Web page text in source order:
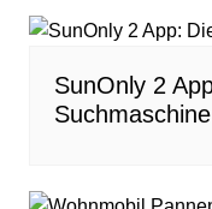
SunOnly 2
Suchmaschine